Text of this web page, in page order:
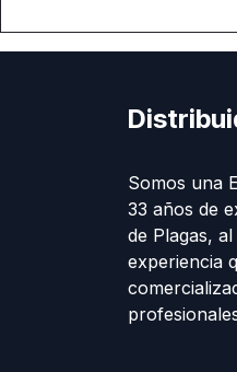
Somos una
33 años de
de Plagas,
experiencia